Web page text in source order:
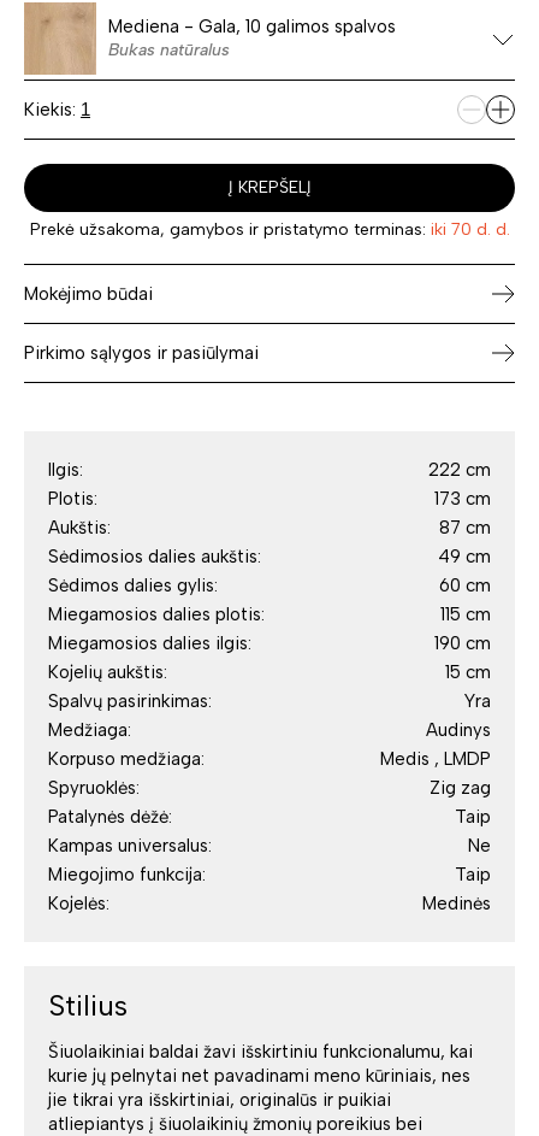
Mediena - Gala, 10 galimos spalvos
Bukas natūralus
Kiekis:
Į KREPŠELĮ
Prekė užsakoma, gamybos ir pristatymo terminas: iki 70 d. d.
Mokėjimo būdai
Pirkimo sąlygos ir pasiūlymai
Ilgis:
222 cm
Plotis:
173 cm
Aukštis:
87 cm
Sėdimosios dalies aukštis:
49 cm
Sėdimos dalies gylis:
60 cm
Miegamosios dalies plotis:
115 cm
Miegamosios dalies ilgis:
190 cm
Kojelių aukštis:
15 cm
Spalvų pasirinkimas:
Yra
Medžiaga:
Audinys
Korpuso medžiaga:
Medis , LMDP
Spyruoklės:
Zig zag
Patalynės dėžė:
Taip
Kampas universalus:
Ne
Miegojimo funkcija:
Taip
Kojelės:
Medinės
Stilius
Šiuolaikiniai baldai žavi išskirtiniu funkcionalumu, kai
kurie jų pelnytai net pavadinami meno kūriniais, nes
jie tikrai yra išskirtiniai, originalūs ir puikiai
atliepiantys į šiuolaikinių žmonių poreikius bei